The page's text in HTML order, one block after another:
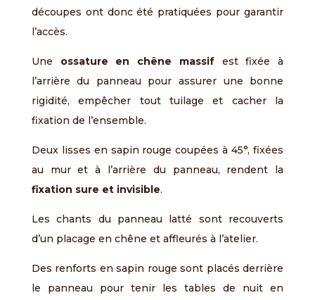
découpes ont donc été pratiquées pour garantir
l’accès.
Une ossature en chêne massifest fixée à
l’arrière du panneau pour assurer une bonne
rigidité, empêcher tout tuilage et cacher la
fixation de l’ensemble.
Deux lisses en sapin rouge coupées à 45°, fixées
au mur et à l’arrière du panneau, rendent la
fixation sure et invisible.
Les chants du panneau latté sont recouverts
d’un placage en chêne et affleurés à l’atelier.
Des renforts en sapin rouge sont placés derrière
le panneau pour tenir les tables de nuit en